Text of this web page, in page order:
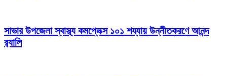
সাভার উপজেলা স্বাস্থ্য কমপ্লেক্স ১০১ শয্যায় উন্নীতকরণে আনন্দ
র‍্যালি